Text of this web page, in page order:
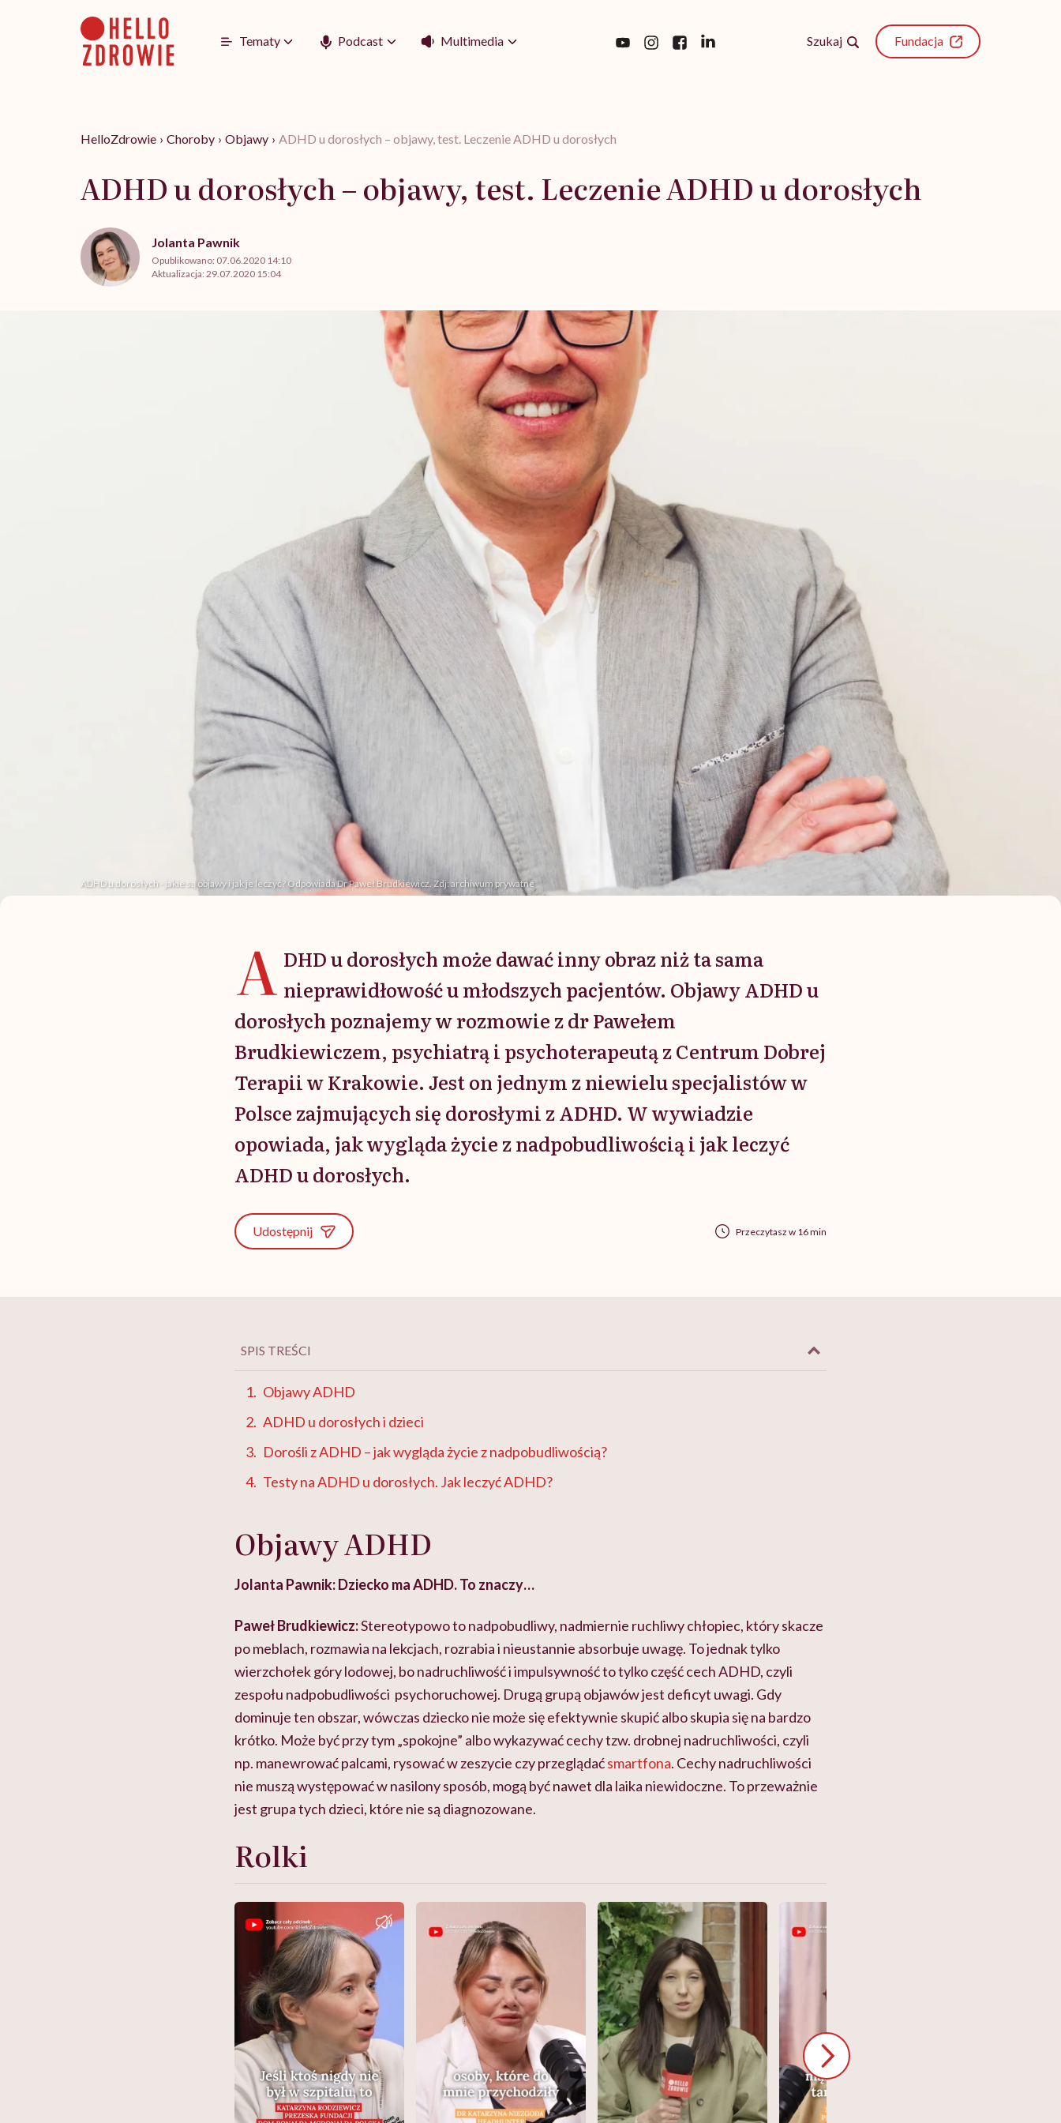
Tematy Podcast Multimedia Szukaj Fundacja
HelloZdrowie › Choroby › Objawy › ADHD u dorosłych – objawy, test. Leczenie ADHD u dorosłych
ADHD u dorosłych – objawy, test. Leczenie ADHD u dorosłych
Jolanta Pawnik
Opublikowano: 07.06.2020 14:10
Aktualizacja:29.07.2020 15:04
ADHD u dorosłych - jakie są objawy i jak je leczyć? Odpowiada Dr Paweł Brudkiewicz. Zdj: archiwum prywatne
A DHD u dorosłych może dawać inny obraz niż ta sama
nieprawidłowość u młodszych pacjentów. Objawy ADHD u
dorosłych poznajemy w rozmowie z dr Pawełem
Brudkiewiczem, psychiatrą i psychoterapeutą z Centrum Dobrej
Terapii w Krakowie. Jest on jednym z niewielu specjalistów w
Polsce zajmujących się dorosłymi z ADHD. W wywiadzie
opowiada, jak wygląda życie z nadpobudliwością i jak leczyć
ADHD u dorosłych.
Udostępnij Przeczytasz w 16 min
SPIS TREŚCI
Objawy ADHD
ADHD u dorosłych i dzieci
Dorośli z ADHD – jak wygląda życie z nadpobudliwością?
Testy na ADHD u dorosłych. Jak leczyć ADHD?
Objawy ADHD
Jolanta Pawnik: Dziecko ma ADHD. To znaczy…
Paweł Brudkiewicz:Stereotypowo to nadpobudliwy, nadmiernie ruchliwy chłopiec, który skacze
po meblach, rozmawia na lekcjach, rozrabia i nieustannie absorbuje uwagę. To jednak tylko
wierzchołek góry lodowej, bo nadruchliwość i impulsywność to tylko część cech ADHD, czyli
zespołu nadpobudliwości psychoruchowej. Drugą grupą objawów jest deficyt uwagi. Gdy
dominuje ten obszar, wówczas dziecko nie może się efektywnie skupić albo skupia się na bardzo
krótko. Może być przy tym „spokojne” albo wykazywać cechy tzw. drobnej nadruchliwości, czyli
np. manewrować palcami, rysować w zeszycie czy przeglądaćsmartfona. Cechy nadruchliwości
nie muszą występować w nasilony sposób, mogą być nawet dla laika niewidoczne. To przeważnie
jest grupa tych dzieci, które nie są diagnozowane.
Rolki